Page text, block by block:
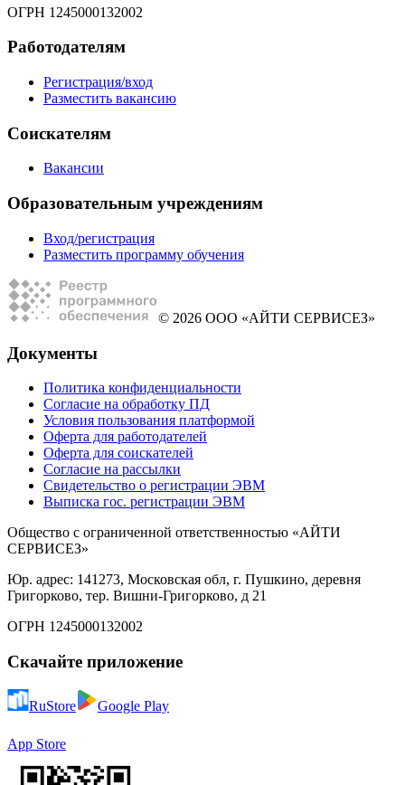
ОГРН 1245000132002
Работодателям
Регистрация/вход
Разместить вакансию
Соискателям
Вакансии
Образовательным учреждениям
Вход/регистрация
Разместить программу обучения
© 2026 ООО «АЙТИ СЕРВИСЕЗ»
Документы
Политика конфиденциальности
Согласие на обработку ПД
Условия пользования платформой
Оферта для работодателей
Оферта для соискателей
Согласие на рассылки
Свидетельство о регистрации ЭВМ
Выписка гос. регистрации ЭВМ
Общество с ограниченной ответственностью «АЙТИ
СЕРВИСЕЗ»
Юр. адрес: 141273, Московская обл, г. Пушкино, деревня
Григорково, тер. Вишни-Григорково, д 21
ОГРН 1245000132002
Скачайте приложение
RuStore Google Play
App Store